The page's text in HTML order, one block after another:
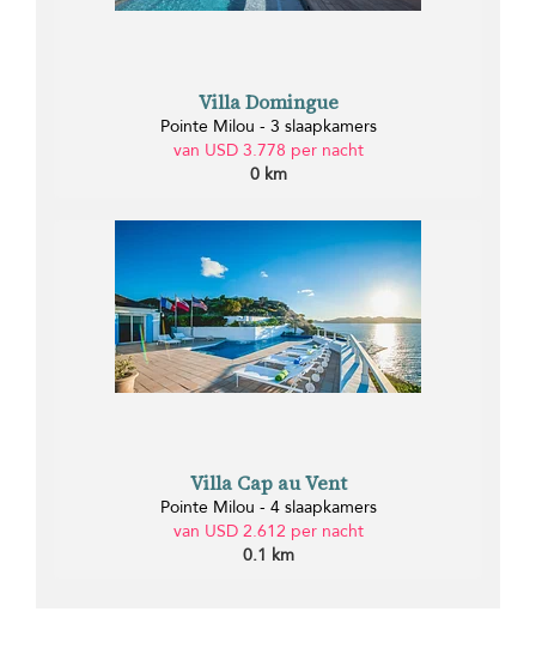
Villa Domingue
Pointe Milou - 3 slaapkamers
van USD 3.778 per nacht
0 km
Villa Cap au Vent
Pointe Milou - 4 slaapkamers
van USD 2.612 per nacht
0.1 km